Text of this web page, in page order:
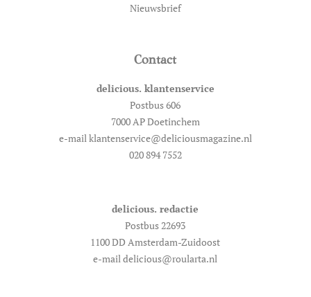
Nieuwsbrief
Contact
delicious. klantenservice
Postbus 606
7000 AP Doetinchem
e-mail klantenservice@deliciousmagazine.nl
020 894 7552
delicious. redactie
Postbus 22693
1100 DD Amsterdam-Zuidoost
e-mail delicious@roularta.nl